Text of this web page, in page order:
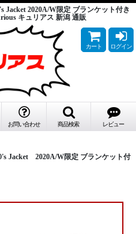
Jacket 2020A/W限定 ブランケット付き
キュリアス 新潟 通販
カート ログイン
お問い合わせ 商品検索 レビュー
Jacket 2020A/W限定 ブランケット付